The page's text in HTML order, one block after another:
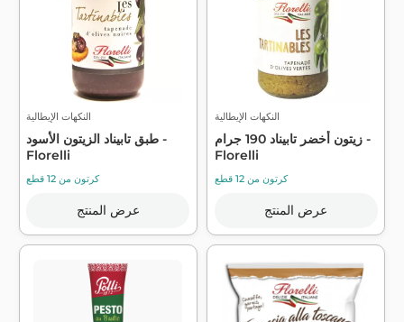
النكهات الإيطالية
طبق تابيناد الزيتون الأسود -
Florelli
كرتون من 12 قطع
عرض المنتج
النكهات الإيطالية
زيتون أخضر تابيناد 190 جرام -
Florelli
كرتون من 12 قطع
عرض المنتج